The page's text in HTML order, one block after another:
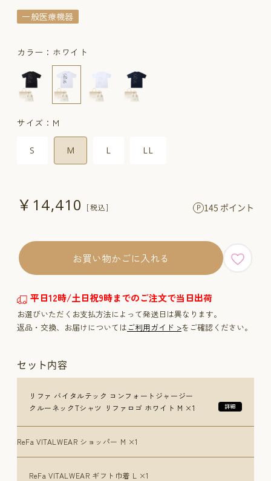
一般医療機器
カラー：ホワイト
サイズ：M
S M L LL
￥14,410 145 ポイント
お買い物かごに入れる
平日12時/土日祝9時までのご注文で当日出荷
お選びいただくお支払方法によって発送日は異なります。
返品・交換、お届けについてはご利用ガイド >をご確認ください。
セット内容
リファ バイタルテック コンフォートジャージー
クルーネックTシャツ リファロゴ ホワイト M ×1
ReFa VITALWEAR ショッパー M ×1
ReFa VITALWEAR ギフト巾着 L ×1